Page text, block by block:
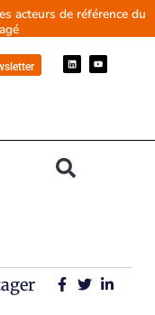
acteurs de référence du
L
i
n
Y
o
u